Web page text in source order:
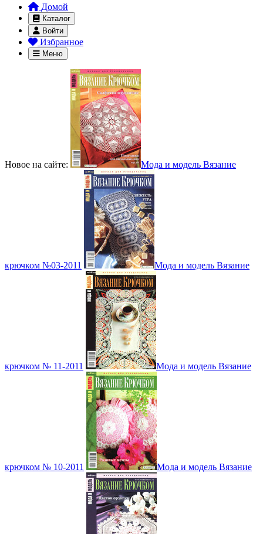
Домой
Каталог
Войти
Избранное
Меню
Новое на сайте: Мода и модель Вязание
крючком №03-2011 Мода и модель Вязание
крючком № 11-2011 Мода и модель Вязание
крючком № 10-2011 Мода и модель Вязание